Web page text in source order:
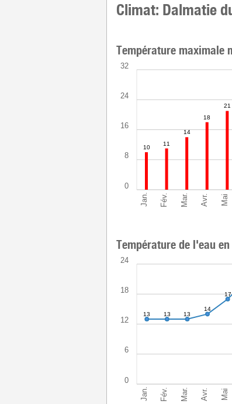
Climat: Dalmatie
Jan. Fév. Mar. Avr. Mai
0
8
16
24
32
Température maximale
10
11
14
18
21
Jan. Fév. Mar. Avr. Mai
0
6
12
18
24
Température de l'eau
13 13 13
14
17